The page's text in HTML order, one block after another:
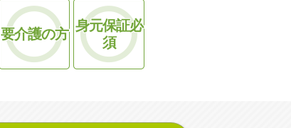
要介護の方 身元保証必
須